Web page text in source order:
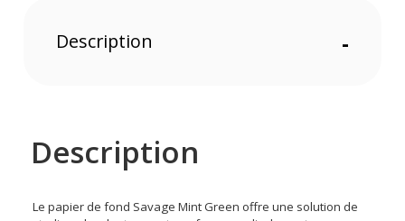
Description -
Description
Le papier de fond Savage Mint Green offre une solution de